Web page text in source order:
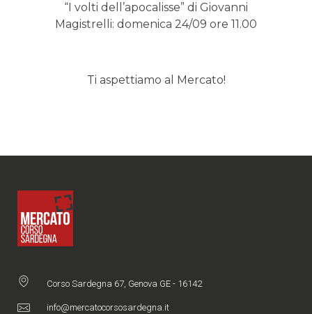
“I volti dell’apocalisse” di Giovanni
Magistrelli: domenica 24/09 ore 11.00
Ti aspettiamo al Mercato!
Corso Sardegna 67, Genova GE - 16142
info@mercatocorsosardegna.it